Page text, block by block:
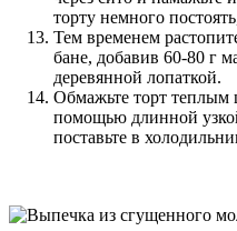
торту немного
Тем временем
бане, добавив 60-80 г
деревянной лопаткой.
Обмажьте торт теплым
помощью длинной
поставьте в